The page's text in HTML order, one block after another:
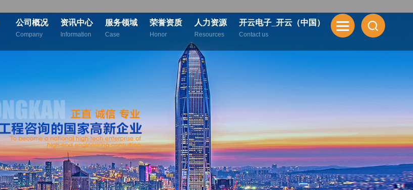
公司概况
Company
资讯中心
Information
服务领域
Case
荣誉资质
Honor
人力资源
Resources
开云电子_开云（中国）
Contact us